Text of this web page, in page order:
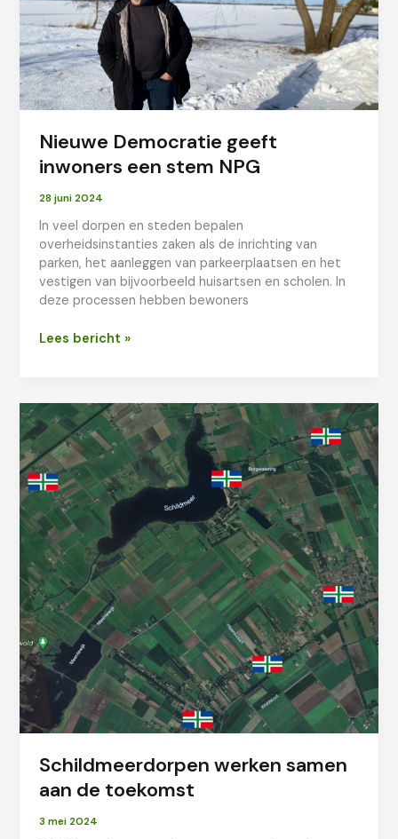
Nieuwe Democratie geeft
inwoners een stem NPG
28 juni 2024
In veel dorpen en steden bepalen
overheidsinstanties zaken als de inrichting van
parken, het aanleggen van parkeerplaatsen en het
vestigen van bijvoorbeeld huisartsen en scholen. In
deze processen hebben bewoners
Nieuwe
een
stem
NPG
Lees bericht »
Schildmeerdorpen werken samen
aan de toekomst
3 mei 2024